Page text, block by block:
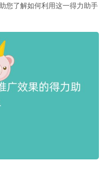
您了解如何利用这一得力助手